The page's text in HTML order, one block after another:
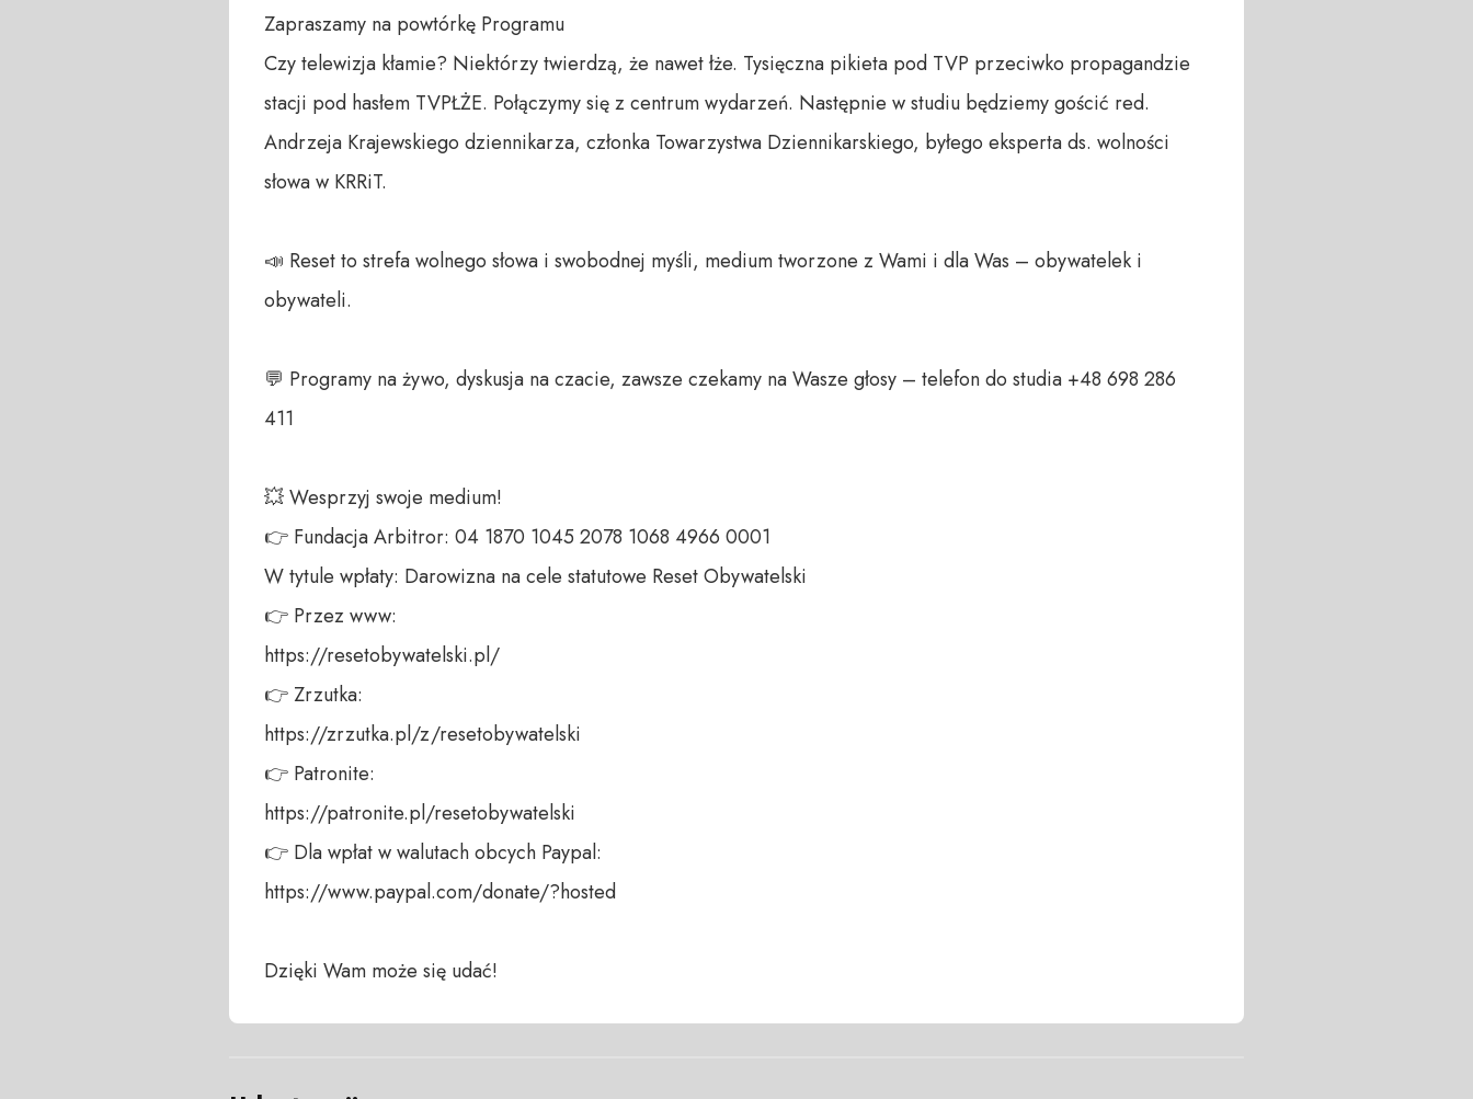
Zapraszamy na powtórkę Programu
Czy telewizja kłamie? Niektórzy twierdzą, że nawet łże. Tysięczna pikieta pod TVP przeciwko propagandzie
stacji pod hasłem TVPŁŻE. Połączymy się z centrum wydarzeń. Następnie w studiu będziemy gościć red.
Andrzeja Krajewskiego dziennikarza, członka Towarzystwa Dziennikarskiego, byłego eksperta ds. wolności
słowa w KRRiT.
📣 Reset to strefa wolnego słowa i swobodnej myśli, medium tworzone z Wami i dla Was – obywatelek i
obywateli.
💬 Programy na żywo, dyskusja na czacie, zawsze czekamy na Wasze głosy – telefon do studia +48 698 286
411
💥 Wesprzyj swoje medium!
👉 Fundacja Arbitror: 04 1870 1045 2078 1068 4966 0001
W tytule wpłaty: Darowizna na cele statutowe Reset Obywatelski
👉 Przez www:
https://resetobywatelski.pl/
👉 Zrzutka:
https://zrzutka.pl/z/resetobywatelski
👉 Patronite:
https://patronite.pl/resetobywatelski
👉 Dla wpłat w walutach obcych Paypal:
https://www.paypal.com/donate/?hosted
Dzięki Wam może się udać!